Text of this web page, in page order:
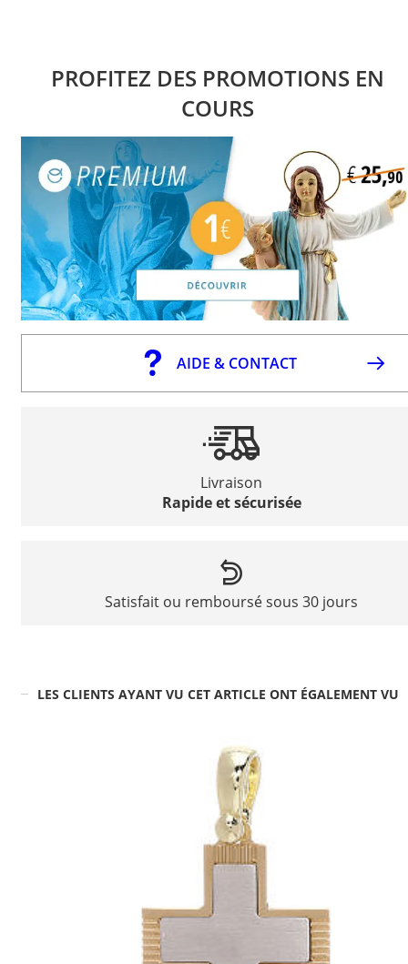
PROFITEZ DES PROMOTIONS EN
COURS
AIDE & CONTACT
Livraison
Rapide et sécurisée
Satisfait ou remboursé sous 30 jours
LES CLIENTS AYANT VU CET ARTICLE ONT ÉGALEMENT VU